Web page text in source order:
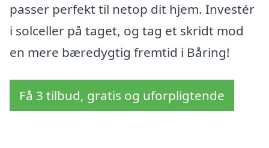
passer perfekt til netop dit hjem. Investér
i solceller på taget, og tag et skridt mod
en mere bæredygtig fremtid i Båring!
Få 3 tilbud, gratis og uforpligtende